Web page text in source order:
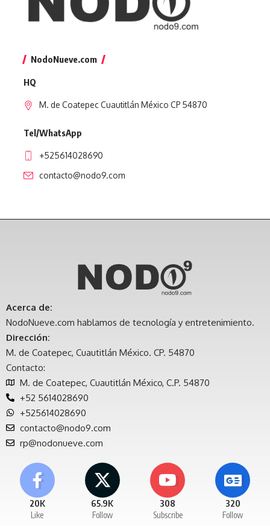
NodoNueve.com
HQ
M. de Coatepec Cuautitlán México CP 54870
Tel/WhatsApp
+525614028690
contacto@nodo9.com
Acerca de:
NodoNueve.com hablamos de tecnología y entretenimiento.
Dirección:
M. de Coatepec, Cuautitlán México. CP. 54870
Contacto:
M. de Coatepec, Cuautitlán México, C.P. 54870
+52 5614028690
+525614028690
contacto@nodo9.com
rp@nodonueve.com
20K
Like
65.9K
Follow
308
Subscribe
320
Follow